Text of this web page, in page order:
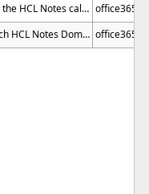
Create MS Teams meetings in the HCL Notes calendar - Notes Domino & Office 365 integration à la ITWU office365
NDO356 – so gut verstehen sich HCL Notes Domino und Microsoft Office 365! office365